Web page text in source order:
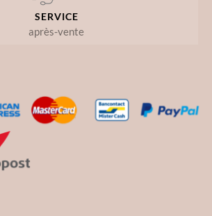
SERVICE
après-vente